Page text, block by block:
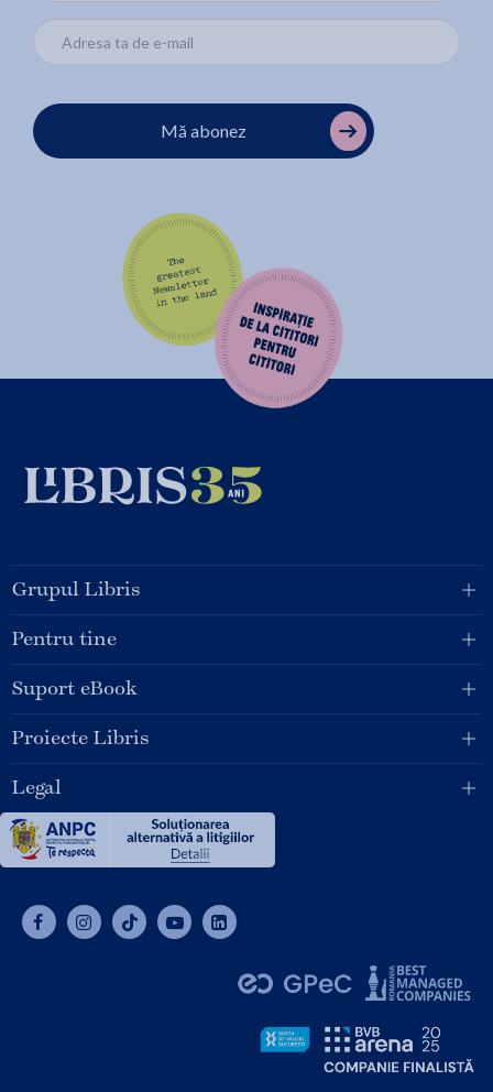
Mă abonez
Grupul Libris
Pentru tine
Suport eBook
Proiecte Libris
Legal